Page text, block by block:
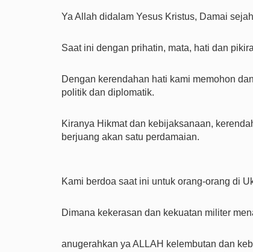
Ya Allah didalam Yesus Kristus, Damai
Saat ini dengan prihatin, mata, hati dan
Dengan kerendahan hati kami memohon
politik dan diplomatik.
Kiranya Hikmat dan kebijaksanaan,
berjuang akan satu perdamaian.
Kami berdoa saat ini untuk orang-orang di
Dimana kekerasan dan kekuatan militer
anugerahkan ya ALLAH kelembutan dan